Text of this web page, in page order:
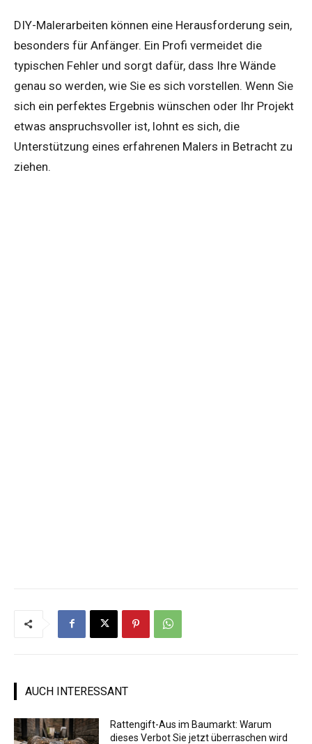
DIY-Malerarbeiten können eine Herausforderung sein,
besonders für Anfänger. Ein Profi vermeidet die
typischen Fehler und sorgt dafür, dass Ihre Wände
genau so werden, wie Sie es sich vorstellen. Wenn Sie
sich ein perfektes Ergebnis wünschen oder Ihr Projekt
etwas anspruchsvoller ist, lohnt es sich, die
Unterstützung eines erfahrenen Malers in Betracht zu
ziehen.
AUCH INTERESSANT
Rattengift-Aus im Baumarkt: Warum
dieses Verbot Sie jetzt überraschen wird